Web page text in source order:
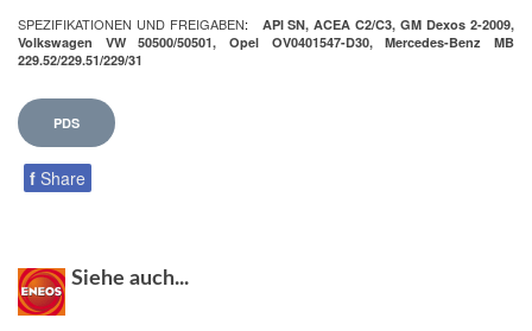
SPEZIFIKATIONEN UND FREIGABEN:
API SN, ACEA C2/C3, GM Dexos 2-2009,
Volkswagen VW 50500/50501, Opel OV0401547-D30, Mercedes-Benz MB
229.52/229.51/229/31
PDS
f Share
Siehe auch...